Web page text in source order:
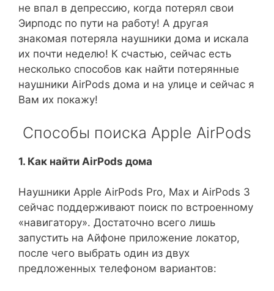
не впал в депрессию, когда потерял свои
Эирподс по пути на работу! А другая
знакомая потеряла наушники дома и искала
их почти неделю! К счастью, сейчас есть
несколько способов как найти потерянные
наушники AirPods дома и на улице и сейчас я
Вам их покажу!
Способы поиска Apple AirPods
1. Как найти AirPods дома
Наушники Apple AirPods Pro, Max и AirPods 3
сейчас поддерживают поиск по встроенному
«навигатору». Достаточно всего лишь
запустить на Айфоне приложение локатор,
после чего выбрать один из двух
предложенных телефоном вариантов: